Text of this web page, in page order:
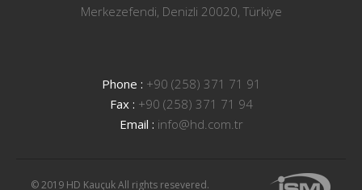
Merkezefendi, Denizli 20020, Türkiye
Phone : +90 (258) 371 71 91
Fax : +90 (258) 371 71 94
Email : info@hd.com.tr
© 2019 HD Kauçuk All rights resevered.